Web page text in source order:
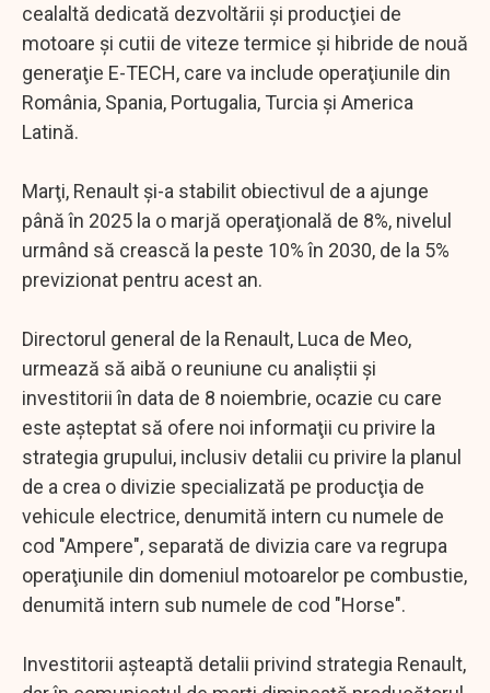
cealaltă dedicată dezvoltării şi producţiei de
motoare şi cutii de viteze termice şi hibride de nouă
generaţie E-TECH, care va include operaţiunile din
România, Spania, Portugalia, Turcia şi America
Latină.
Marţi, Renault şi-a stabilit obiectivul de a ajunge
până în 2025 la o marjă operaţională de 8%, nivelul
urmând să crească la peste 10% în 2030, de la 5%
previzionat pentru acest an.
Directorul general de la Renault, Luca de Meo,
urmează să aibă o reuniune cu analiştii şi
investitorii în data de 8 noiembrie, ocazie cu care
este aşteptat să ofere noi informaţii cu privire la
strategia grupului, inclusiv detalii cu privire la planul
de a crea o divizie specializată pe producţia de
vehicule electrice, denumită intern cu numele de
cod "Ampere", separată de divizia care va regrupa
operaţiunile din domeniul motoarelor pe combustie,
denumită intern sub numele de cod "Horse".
Investitorii aşteaptă detalii privind strategia Renault,